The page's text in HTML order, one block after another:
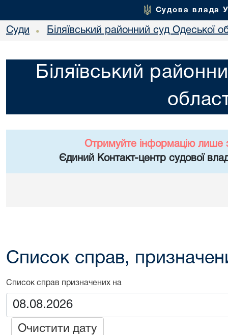
Судова влада
Суди • Біляївський районний суд Одеської
Біляївський
Отримуйте інформацію лише
Єдиний Контакт-центр судової
Список справ,
Список справ призначених на
Очистити дату